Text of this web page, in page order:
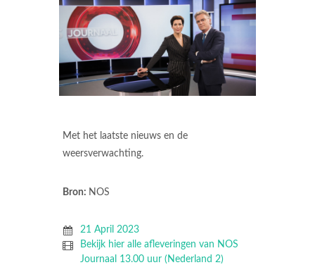
Met het laatste nieuws en de
weersverwachting.
Bron: NOS
21 April 2023
Bekijk hier alle afleveringen van NOS
Journaal 13.00 uur (Nederland 2)